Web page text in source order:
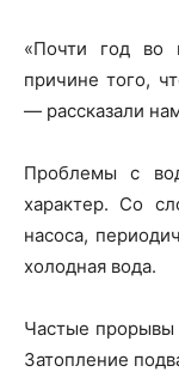
«Почти год
причине того,
— рассказали
Проблемы с
характер. Со
насоса,
холодная вода.
Частые прорывы
Затопление